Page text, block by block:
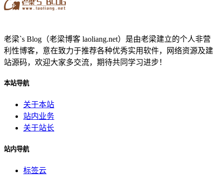
老梁`s Blog（老梁博客 laoliang.net）是由老梁建立的个人非营
利性博客，意在致力于推荐各种优秀实用软件，网络资源及建
站源码，欢迎大家多交流，期待共同学习进步！
本站导航
关于本站
站内业务
关于站长
站内导航
标签云